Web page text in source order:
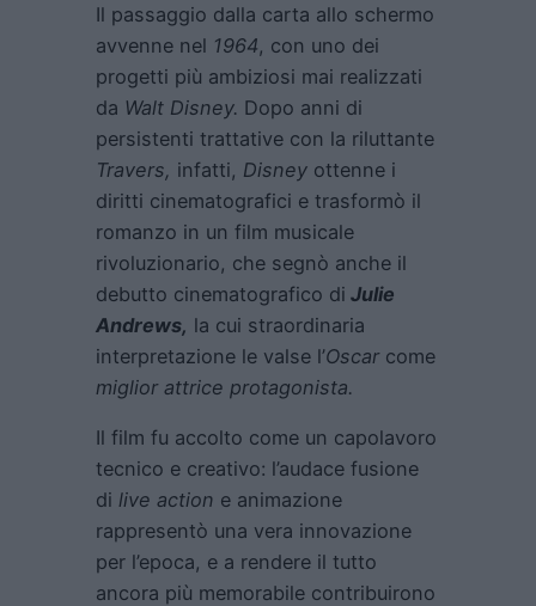
Il passaggio dalla carta allo schermo
avvenne nel 1964, con uno dei
progetti più ambiziosi mai realizzati
da Walt Disney. Dopo anni di
persistenti trattative con la riluttante
Travers, infatti, Disney ottenne i
diritti cinematografici e trasformò il
romanzo in un film musicale
rivoluzionario, che segnò anche il
debutto cinematografico di Julie
Andrews, la cui straordinaria
interpretazione le valse l’Oscarcome
miglior attrice protagonista.
Il film fu accolto come un capolavoro
tecnico e creativo: l’audace fusione
di live action e animazione
rappresentò una vera innovazione
per l’epoca, e a rendere il tutto
ancora più memorabile contribuirono